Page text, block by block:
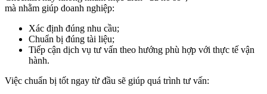
mà nhằm giúp doanh nghiệp:
Xác định đúng nhu cầu;
Chuẩn bị đúng tài liệu;
Tiếp cận dịch vụ tư vấn theo hướng phù hợp với thực tế vận
hành.
Việc chuẩn bị tốt ngay từ đầu sẽ giúp quá trình tư vấn: